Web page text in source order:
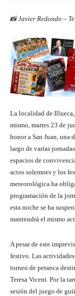
📸 Javier Redondo –
La localidad de
mismo, martes 23 de
honor a San Juan, una
largo de varias
espacios de
actos solemnes y los
meteorológica ha
programación de la
esta noche se ha
mantendrá el mismo
A pesar de este
festivo. Las
torneo de petanca
Teresa Vicent. Por la
sesión del juego de